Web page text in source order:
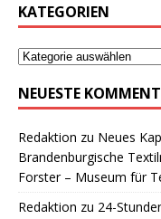
KATEGORIEN
NEUESTE
Redaktion zu Neues
Brandenburgische
Forster – Museum für
Redaktion zu 24-